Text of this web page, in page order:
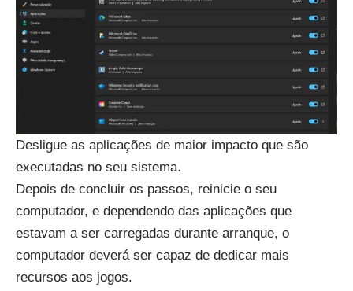
Desligue as aplicações de maior impacto que são
executadas no seu sistema.
Depois de concluir os passos, reinicie o seu
computador, e dependendo das aplicações que
estavam a ser carregadas durante arranque, o
computador deverá ser capaz de dedicar mais
recursos aos jogos.